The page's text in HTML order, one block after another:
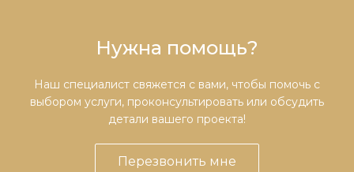
Нужна помощь?
Наш специалист свяжется с вами, чтобы помочь с
выбором услуги, проконсультировать или обсудить
детали вашего проекта!
Перезвонить мне